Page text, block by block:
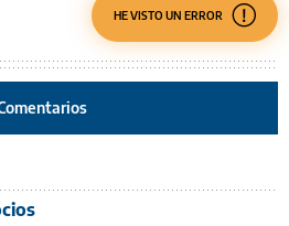
HE VISTO UN ERROR